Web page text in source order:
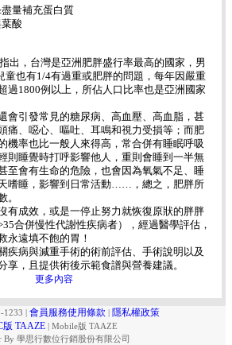
量補充蛋白質
酸
出，台灣是亞洲肥胖盛行率最高的國家，男
童也有1/4有過重或肥胖的問題，每年因嚴重
過1800例以上，所佔人口比率也是亞洲國家
會引發常見的糖尿病、高血壓、高血脂，甚
痛、噁心、嘔吐、耳鳴和視力受損等；而肥
機率也比一般人來得高，常合併有睡眠呼吸
則睡覺時打呼影響他人，重則會睡到一半無
至會有生命的危險，也會因為氧氣不足、睡
嗜睡，影響到日常活動……，總之，肥胖所
。
有成效，或是一停止努力就恢復原狀的胖胖
合併慢性代謝性疾病者），經過醫學評估，
永遠填不飽的胃！
疾病與減重手術的術前評估、手術說明以及
享，且提供術後示範食譜與營養建議。
更多內容
1233 | 會員服務使用條款 | 隱私權政策
版 TAAZE | Mobile版 TAAZE
By 學思行數位行銷股份有限公司